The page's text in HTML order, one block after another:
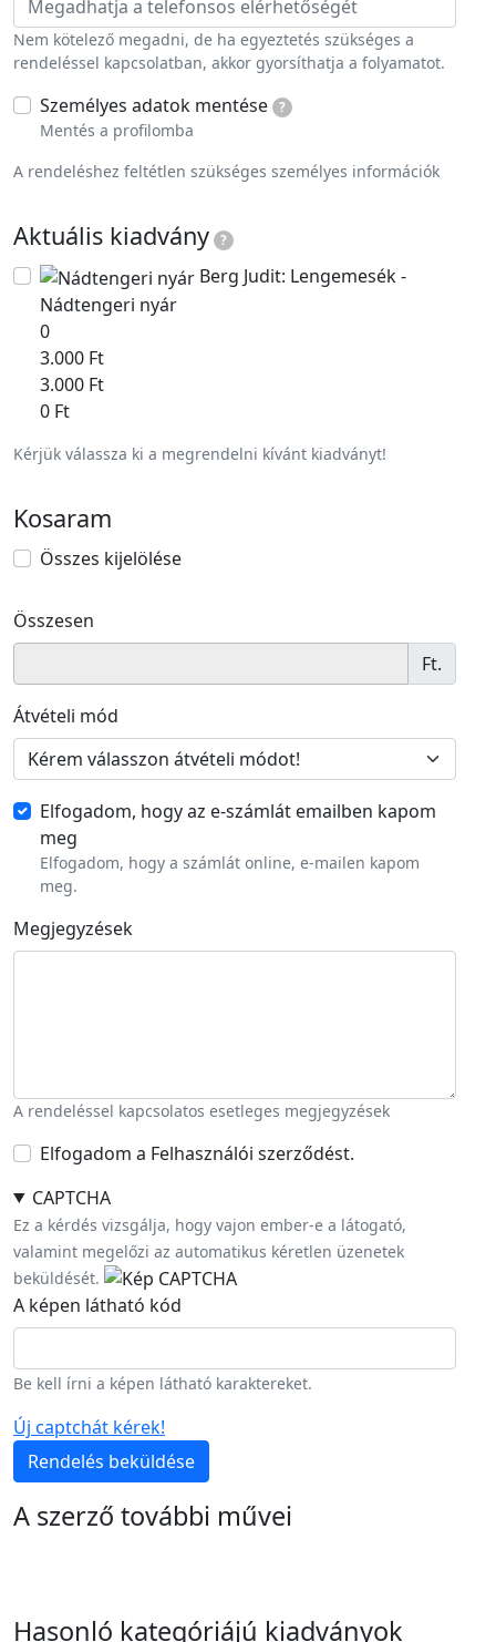
Nem kötelező megadni, de ha egyeztetés szükséges a
rendeléssel kapcsolatban, akkor gyorsíthatja a folyamatot.
Személyes adatok mentése ?
Mentés a profilomba
A rendeléshez feltétlen szükséges személyes információk
Aktuális kiadvány ?
Berg Judit: Lengemesék -
Nádtengeri nyár
0
3.000 Ft
3.000 Ft
0 Ft
Kérjük válassza ki a megrendelni kívánt kiadványt!
Kosaram
Összes kijelölése
Összesen
Ft.
Átvételi mód
Elfogadom, hogy az e-számlát emailben kapom
meg
Elfogadom, hogy a számlát online, e-mailen kapom
meg.
Megjegyzések
A rendeléssel kapcsolatos esetleges megjegyzések
Elfogadom a Felhasználói szerződést.
CAPTCHA
Ez a kérdés vizsgálja, hogy vajon ember-e a látogató,
valamint megelőzi az automatikus kéretlen üzenetek
beküldését.
A képen látható kód
Be kell írni a képen látható karaktereket.
Új captchát kérek!
Rendelés beküldése
A szerző további művei
Hasonló kategóriájú kiadványok